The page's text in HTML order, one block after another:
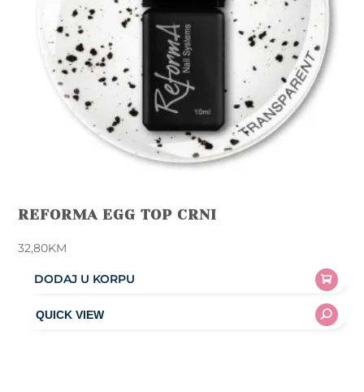
REFORMA EGG TOP CRNI
32,80KM
DODAJ U KORPU